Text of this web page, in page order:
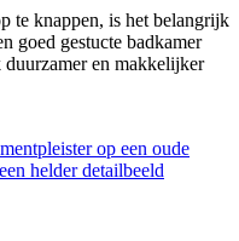
te knappen, is het belangrijk
goed gestucte badkamer
en makkelijker